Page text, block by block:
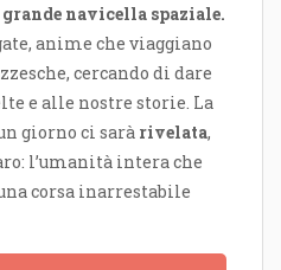
grande navicella spaziale.
anime che viaggiano
cercando di dare
e alle nostre storie. La
giorno ci sarà rivelata,
l’umanità intera che
corsa inarrestabile